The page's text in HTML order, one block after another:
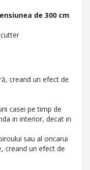
de 300 cm
creand un efect de
casei pe timp de
in interior, decat in
sau al oricarui
creand un efect de